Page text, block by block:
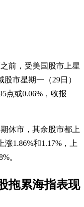
前，受美国股市上星
市星期一（29日）
点或0.06%，收报
休市，其余股市都上
1.86%和1.17%，上
。
拖累海指表现